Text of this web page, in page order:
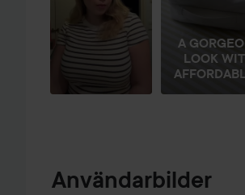
A
LOOK
Användarbilder